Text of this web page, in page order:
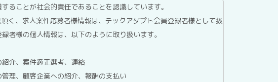
ることが社会的責任であることを認識しています。
く、求人案件応募者様情報は、テックアダプト会員登録者様として扱
者様の個人情報は、以下のように取り扱います。
介、案件適正選考、連絡
理、顧客企業への紹介、報酬の支払い